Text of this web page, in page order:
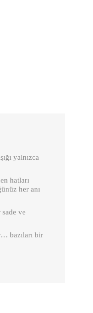
yalnızca
hatları
her anı
ve
bazıları bir